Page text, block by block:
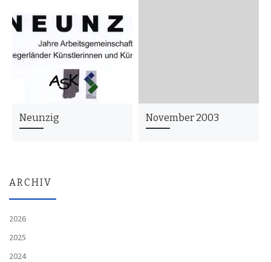
Neunzig November 2003
ARCHIV
2026
2025
2024